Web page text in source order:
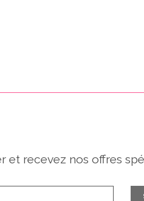
et recevez nos offres